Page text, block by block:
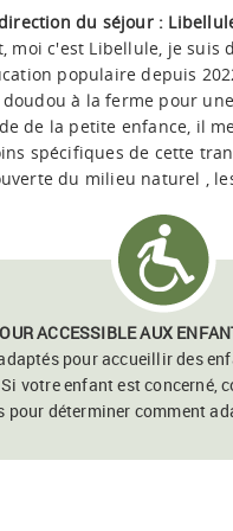
du séjour :
moi c'est Libellule, je suis
populaire depuis
à la ferme pour
de la petite enfance, il
spécifiques de cette
du milieu naturel ,
ACCESSIBLE AUX
pour accueillir des
votre enfant est
pour déterminer comment